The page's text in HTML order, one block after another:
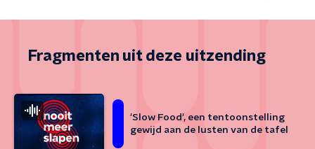
Fragmenten uit deze uitzending
'Slow Food', een tentoonstelling
gewijd aan de lusten van de tafel